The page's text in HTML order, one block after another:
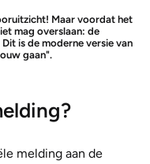
Maar voordat het
mag overslaan: de
is de moderne versie van
gaan".
melding aan de